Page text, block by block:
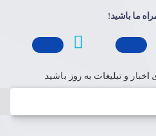
ما باشید!
اخبار و تبلیغات به روز باشید